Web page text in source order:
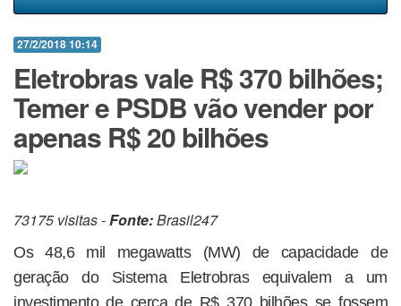
27/2/2018 10:14
Eletrobras vale R$ 370 bilhões;
Temer e PSDB vão vender por
apenas R$ 20 bilhões
73175 visitas -Fonte:Brasil247
Os 48,6 mil megawatts (MW) de capacidade de
geração do Sistema Eletrobras equivalem a um
investimento de cerca de R$ 370 bilhões se fossem